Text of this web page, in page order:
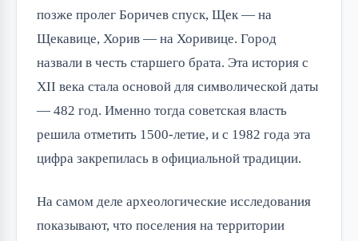
позже пролег Боричев спуск, Щек — на
Щекавице, Хорив — на Хоривице. Город
назвали в честь старшего брата. Эта история с
XII века стала основой для символической даты
— 482 год. Именно тогда советская власть
решила отметить 1500-летие, и с 1982 года эта
цифра закрепилась в официальной традиции.
На самом деле археологические исследования
показывают, что поселения на территории